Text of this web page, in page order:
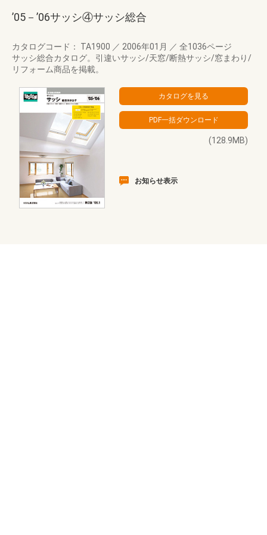
’05－’06サッシ④サッシ総合
カタログコード： TA1900 ／ 2006年01月 ／ 全1036ページ
サッシ総合カタログ。引違いサッシ/天窓/断熱サッシ/窓まわり/
リフォーム商品を掲載。
(128.9MB)
お知らせ表示